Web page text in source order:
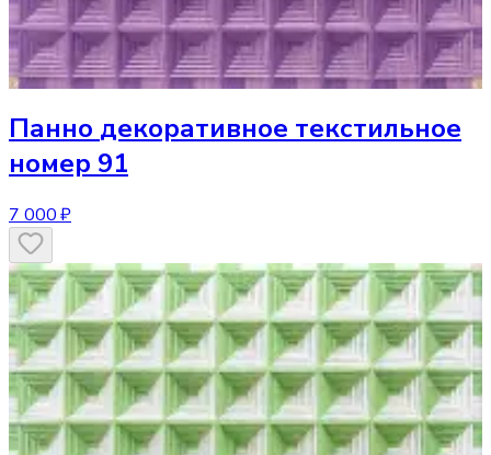
Панно декоративное текстильное
номер 91
7 000 ₽